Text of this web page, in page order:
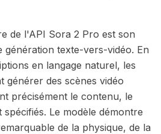
de l'API Sora 2 Pro est son
génération texte-vers-vidéo. En
en langage naturel, les
générer des scènes vidéo
précisément le contenu, le
Le modèle démontre
de la physique, de la